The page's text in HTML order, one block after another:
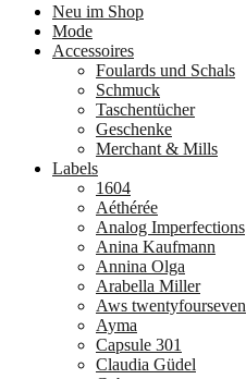
Neu im Shop
Mode
Accessoires
Foulards und Schals
Schmuck
Taschentücher
Geschenke
Merchant & Mills
Labels
1604
Aéthérée
Analog Imperfections
Anina Kaufmann
Annina Olga
Arabella Miller
Aws twentyfourseven
Ayma
Capsule 301
Claudia Güdel